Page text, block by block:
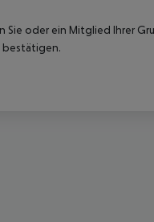
oder ein Mitglied Ihrer
bestätigen.